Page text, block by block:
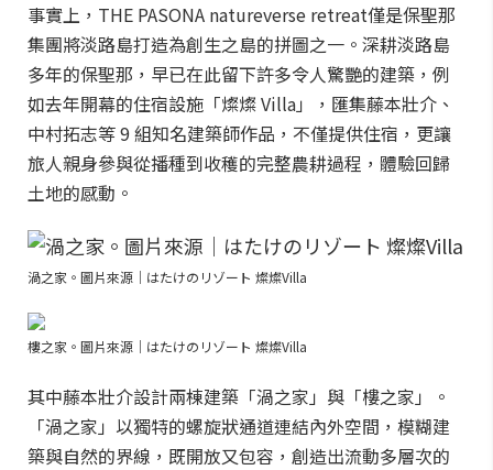
事實上，THE PASONA natureverse retreat僅是保聖那
集團將淡路島打造為創生之島的拼圖之一。深耕淡路島
多年的保聖那，早已在此留下許多令人驚艷的建築，例
如去年開幕的住宿設施「燦燦 Villa」，匯集藤本壯介、
中村拓志等 9 組知名建築師作品，不僅提供住宿，更讓
旅人親身參與從播種到收穫的完整農耕過程，體驗回歸
土地的感動。
渦之家。圖片來源｜はたけのリゾート 燦燦Villa
樓之家。圖片來源｜はたけのリゾート 燦燦Villa
其中藤本壯介設計兩棟建築「渦之家」與「樓之家」。
「渦之家」以獨特的螺旋狀通道連結內外空間，模糊建
築與自然的界線，既開放又包容，創造出流動多層次的